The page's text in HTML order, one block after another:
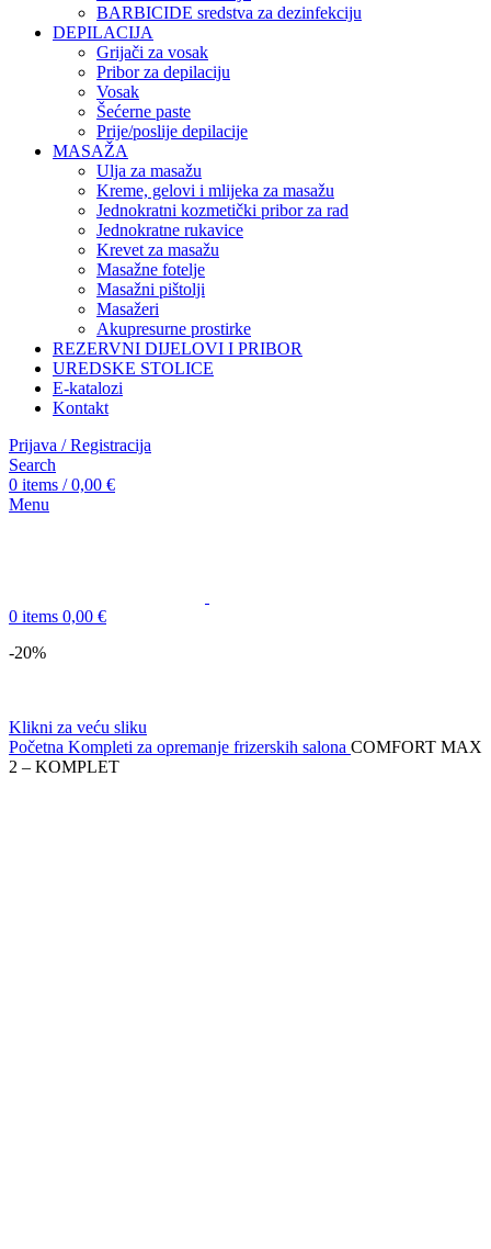
BARBICIDE sredstva za dezinfekciju
DEPILACIJA
Grijači za vosak
Pribor za depilaciju
Vosak
Šećerne paste
Prije/poslije depilacije
MASAŽA
Ulja za masažu
Kreme, gelovi i mlijeka za masažu
Jednokratni kozmetički pribor za rad
Jednokratne rukavice
Krevet za masažu
Masažne fotelje
Masažni pištolji
Masažeri
Akupresurne prostirke
REZERVNI DIJELOVI I PRIBOR
UREDSKE STOLICE
E-katalozi
Kontakt
Prijava / Registracija
Search
0 items / 0,00 €
Menu
0 items 0,00 €
-20%
Klikni za veću sliku
Početna Kompleti za opremanje frizerskih salona COMFORT MAX
2 – KOMPLET